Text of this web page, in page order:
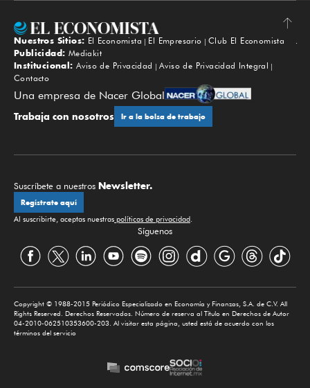
Subir
Nuestros Sitios: El Economista El Empresario
Club El Economista
Publicidad: Mediakit
Institucional: Aviso de Privacidad
Aviso de Privacidad Integral
Contacto
Una empresa de Nacer Global
Trabaja con nosotros Ir a la bolsa de trabajo
Suscríbete a nuestros Newsletter.
Regístrate aquí
Al suscribirte, aceptas nuestras políticas de privacidad.
Síguenos
Copyright © 1988-2015 Periódico Especializado en Economía y Finanzas, S.A. de C.V. All
Rights Reserved. Derechos Reservados. Número de reserva al Título en Derechos de Autor
04-2010-062510353600-203. Al visitar esta página, usted está de acuerdo con los
términos del servicio